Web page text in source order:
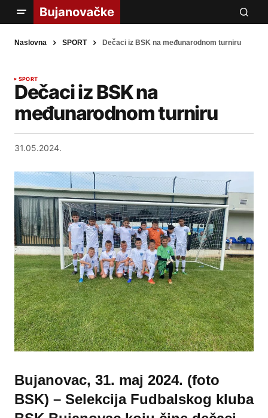
Naslovna SPORT Dečaci iz BSK na međunarodnom turniru
SPORT
Dečaci iz BSK na
međunarodnom turniru
31.05.2024.
Bujanovac, 31. maj 2024. (foto
BSK) – Selekcija Fudbalskog kluba